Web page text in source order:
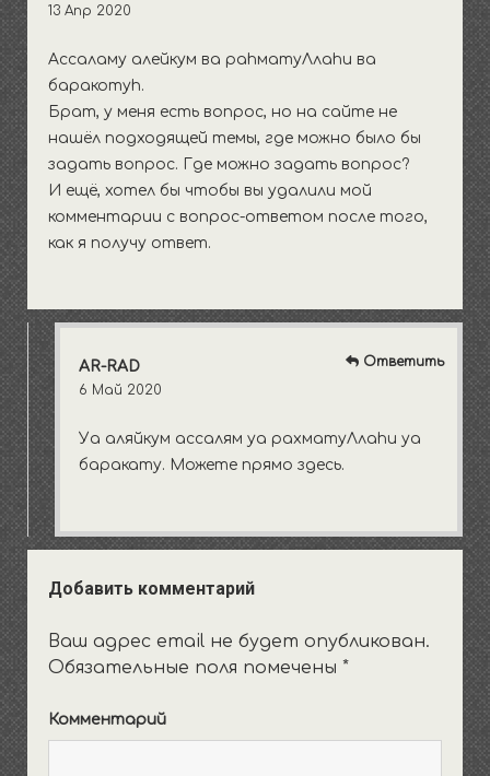
13 Апр 2020
Ассаламу алейкум ва раhматуЛлаhи ва
баракотуh.
Брат, у меня есть вопрос, но на сайте не
нашёл подходящей темы, где можно было бы
задать вопрос. Где можно задать вопрос?
И ещё, хотел бы чтобы вы удалили мой
комментарии с вопрос-ответом после того,
как я получу ответ.
AR-RAD
6 Май 2020
Уа аляйкум ассалям уа рахматуЛлаhи уа
баракату. Можете прямо здесь.
Ответить
Добавить комментарий
Ваш адрес email не будет опубликован.
Обязательные поля помечены *
Комментарий